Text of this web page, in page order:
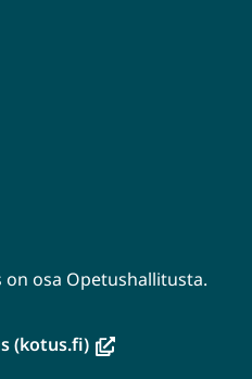
osa Opetushallitusta.
(kotus.fi)(avautuu